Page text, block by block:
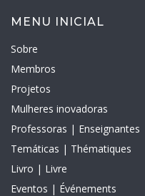
MENU INICIAL
Sobre
Membros
Projetos
Mulheres inovadoras
Professoras | Enseignantes
Temáticas | Thématiques
Livro | Livre
Eventos | Événements